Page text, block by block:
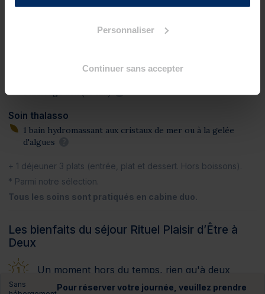
Personnaliser
Continuer sans accepter
Sans
Pour réserver votre journée, veuillez prendre
Soin thalasso
1 bain hydromassant aux cristaux de mer ou à la gelée
d'algues
+ 1 déjeuner 3 plats (entrée, plat et dessert. Hors boissons).
* Parmi notre sélection.
Tous les soins sont pratiqués en cabine duo.
Les bienfaits du séjour Rituel Plaisir d’Être à
Deux
Un moment hors du temps, rien qu'à deux